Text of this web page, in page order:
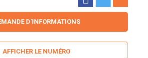
D'INFORMATIONS
AFFICHER LE NUMÉRO